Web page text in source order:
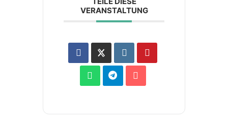
VERANSTALTUNG